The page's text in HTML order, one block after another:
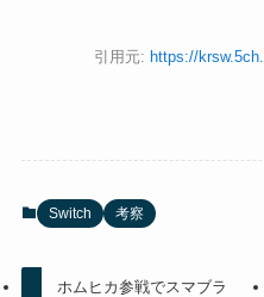
引用元: https://
Switch 考察
ホムヒカ参戦でスマブラ